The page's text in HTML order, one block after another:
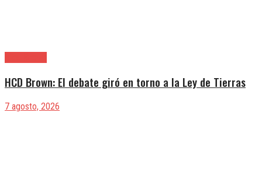
HCD Brown: El debate giró en torno a la Ley de Tierras
7 agosto, 2026